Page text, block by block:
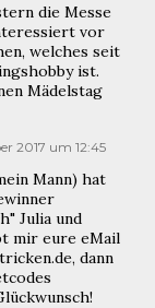
die Messe
vor
welches seit
ist.
Mädelstag
2017 um 12:45
Mann) hat
Julia und
mir eure eMail
dann